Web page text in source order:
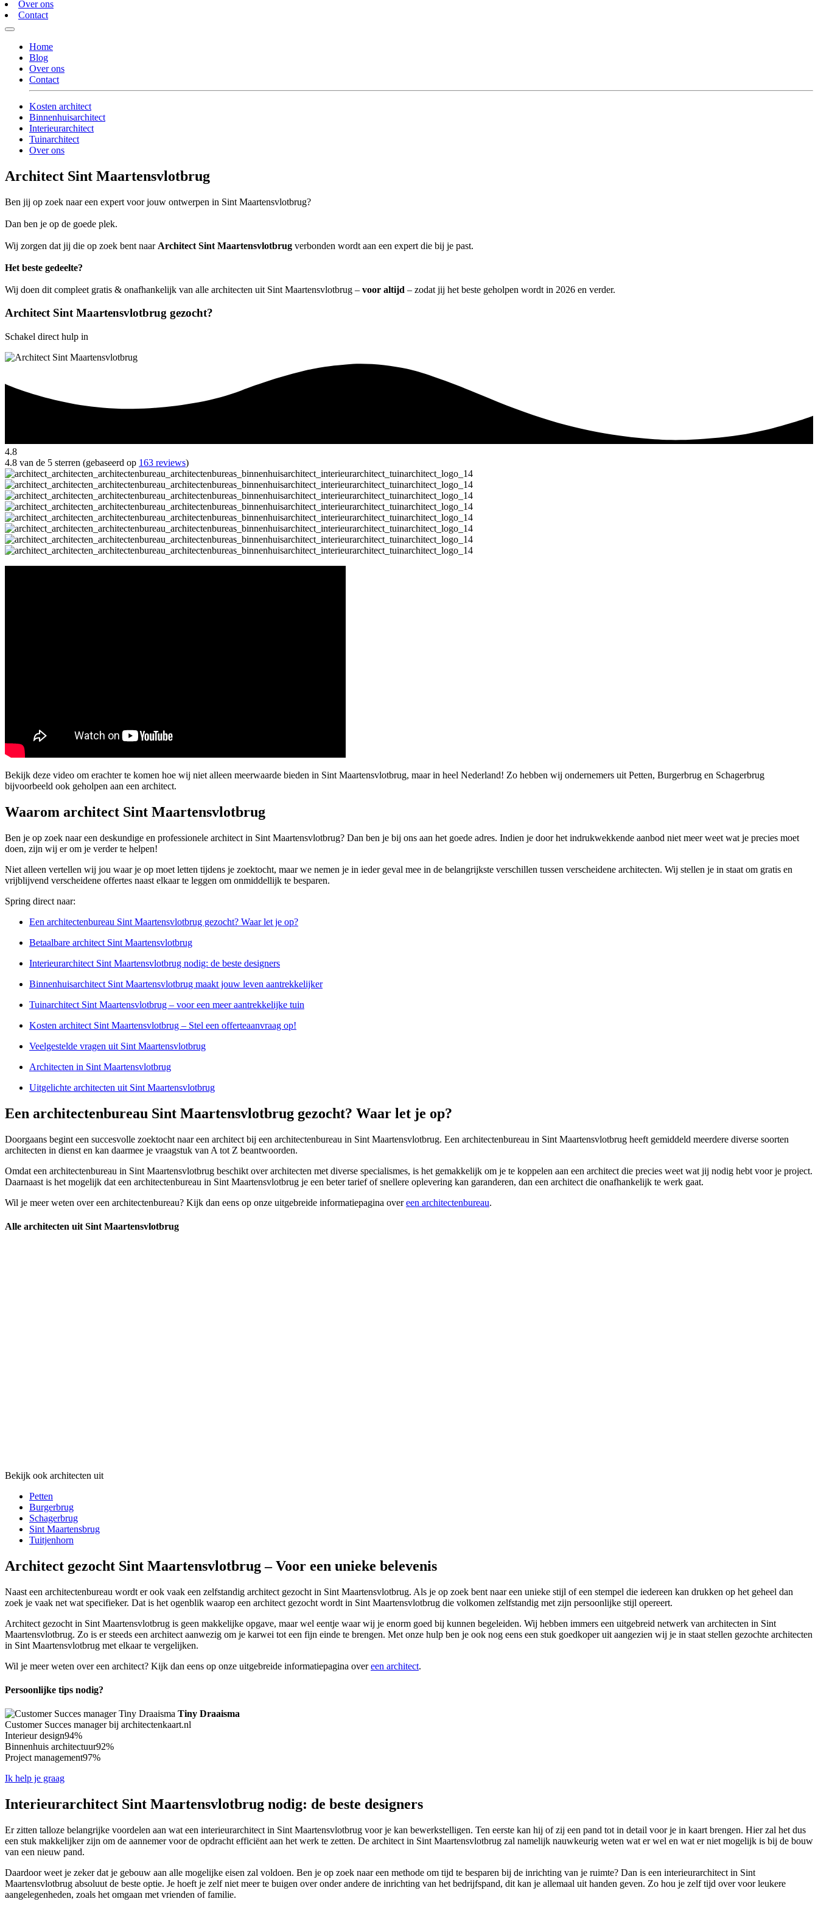
Over ons
Contact
Home
Blog
Over ons
Contact
Kosten architect
Binnenhuisarchitect
Interieurarchitect
Tuinarchitect
Over ons
Architect Sint Maartensvlotbrug
Ben jij op zoek naar een expert voor jouw ontwerpen in Sint Maartensvlotbrug?
Dan ben je op de goede plek.
Wij zorgen dat jij die op zoek bent naar Architect Sint Maartensvlotbrug verbonden wordt aan een expert die bij je past.
Het beste gedeelte?
Wij doen dit compleet gratis & onafhankelijk van alle architecten uit Sint Maartensvlotbrug – voor altijd – zodat jij het beste geholpen wordt in 2026 en verder.
Architect Sint Maartensvlotbrug gezocht?
Schakel direct hulp in
4.8
4.8 van de 5 sterren (gebaseerd op 163 reviews)
Bekijk deze video om erachter te komen hoe wij niet alleen meerwaarde bieden in Sint Maartensvlotbrug, maar in heel Nederland! Zo hebben wij ondernemers uit Petten, Burgerbrug en Schagerbrug
bijvoorbeeld ook geholpen aan een architect.
Waarom architect Sint Maartensvlotbrug
Ben je op zoek naar een deskundige en professionele architect in Sint Maartensvlotbrug? Dan ben je bij ons aan het goede adres. Indien je door het indrukwekkende aanbod niet meer weet wat je precies moet
doen, zijn wij er om je verder te helpen!
Niet alleen vertellen wij jou waar je op moet letten tijdens je zoektocht, maar we nemen je in ieder geval mee in de belangrijkste verschillen tussen verscheidene architecten. Wij stellen je in staat om gratis en
vrijblijvend verscheidene offertes naast elkaar te leggen om onmiddellijk te besparen.
Spring direct naar:
Een architectenbureau Sint Maartensvlotbrug gezocht? Waar let je op?
Betaalbare architect Sint Maartensvlotbrug
Interieurarchitect Sint Maartensvlotbrug nodig: de beste designers
Binnenhuisarchitect Sint Maartensvlotbrug maakt jouw leven aantrekkelijker
Tuinarchitect Sint Maartensvlotbrug – voor een meer aantrekkelijke tuin
Kosten architect Sint Maartensvlotbrug – Stel een offerteaanvraag op!
Veelgestelde vragen uit Sint Maartensvlotbrug
Architecten in Sint Maartensvlotbrug
Uitgelichte architecten uit Sint Maartensvlotbrug
Een architectenbureau Sint Maartensvlotbrug gezocht? Waar let je op?
Doorgaans begint een succesvolle zoektocht naar een architect bij een architectenbureau in Sint Maartensvlotbrug. Een architectenbureau in Sint Maartensvlotbrug heeft gemiddeld meerdere diverse soorten
architecten in dienst en kan daarmee je vraagstuk van A tot Z beantwoorden.
Omdat een architectenbureau in Sint Maartensvlotbrug beschikt over architecten met diverse specialismes, is het gemakkelijk om je te koppelen aan een architect die precies weet wat jij nodig hebt voor je project.
Daarnaast is het mogelijk dat een architectenbureau in Sint Maartensvlotbrug je een beter tarief of snellere oplevering kan garanderen, dan een architect die onafhankelijk te werk gaat.
Wil je meer weten over een architectenbureau? Kijk dan eens op onze uitgebreide informatiepagina overeen architectenbureau.
Alle architecten uit Sint Maartensvlotbrug
Bekijk ook architecten uit
Petten
Burgerbrug
Schagerbrug
Sint Maartensbrug
Tuitjenhorn
Architect gezocht Sint Maartensvlotbrug – Voor een unieke belevenis
Naast een architectenbureau wordt er ook vaak een zelfstandig architect gezocht in Sint Maartensvlotbrug. Als je op zoek bent naar een unieke stijl of een stempel die iedereen kan drukken op het geheel dan
zoek je vaak net wat specifieker. Dat is het ogenblik waarop een architect gezocht wordt in Sint Maartensvlotbrug die volkomen zelfstandig met zijn persoonlijke stijl opereert.
Architect gezocht in Sint Maartensvlotbrug is geen makkelijke opgave, maar wel eentje waar wij je enorm goed bij kunnen begeleiden. Wij hebben immers een uitgebreid netwerk van architecten in Sint
Maartensvlotbrug. Zo is er steeds een architect aanwezig om je karwei tot een fijn einde te brengen. Met onze hulp ben je ook nog eens een stuk goedkoper uit aangezien wij je in staat stellen gezochte architecten
in Sint Maartensvlotbrug met elkaar te vergelijken.
Wil je meer weten over een architect? Kijk dan eens op onze uitgebreide informatiepagina overeen architect.
Persoonlijke tips nodig?
Tiny Draaisma
Customer Succes manager bij architectenkaart.nl
Interieur design94%
Binnenhuis architectuur92%
Project management97%
Ik help je graag
Interieurarchitect Sint Maartensvlotbrug nodig: de beste designers
Er zitten talloze belangrijke voordelen aan wat een interieurarchitect in Sint Maartensvlotbrug voor je kan bewerkstelligen. Ten eerste kan hij of zij een pand tot in detail voor je in kaart brengen. Hier zal het dus
een stuk makkelijker zijn om de aannemer voor de opdracht efficiënt aan het werk te zetten. De architect in Sint Maartensvlotbrug zal namelijk nauwkeurig weten wat er wel en wat er niet mogelijk is bij de bouw
van een nieuw pand.
Daardoor weet je zeker dat je gebouw aan alle mogelijke eisen zal voldoen. Ben je op zoek naar een methode om tijd te besparen bij de inrichting van je ruimte? Dan is een interieurarchitect in Sint
Maartensvlotbrug absoluut de beste optie. Je hoeft je zelf niet meer te buigen over onder andere de inrichting van het bedrijfspand, dit kan je allemaal uit handen geven. Zo hou je zelf tijd over voor leukere
aangelegenheden, zoals het omgaan met vrienden of familie.